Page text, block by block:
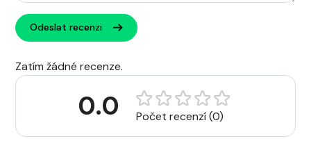
Odeslat recenzi
Zatím žádné recenze.
0.0 Počet recenzí (0)